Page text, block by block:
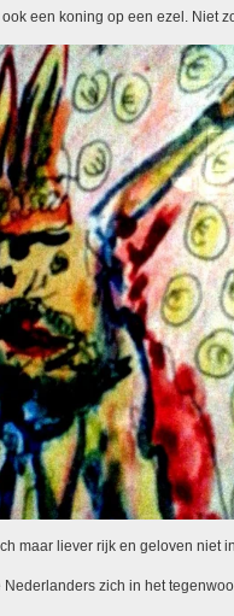
een koning op een ezel. Niet
maar liever rijk en geloven niet
zich in het